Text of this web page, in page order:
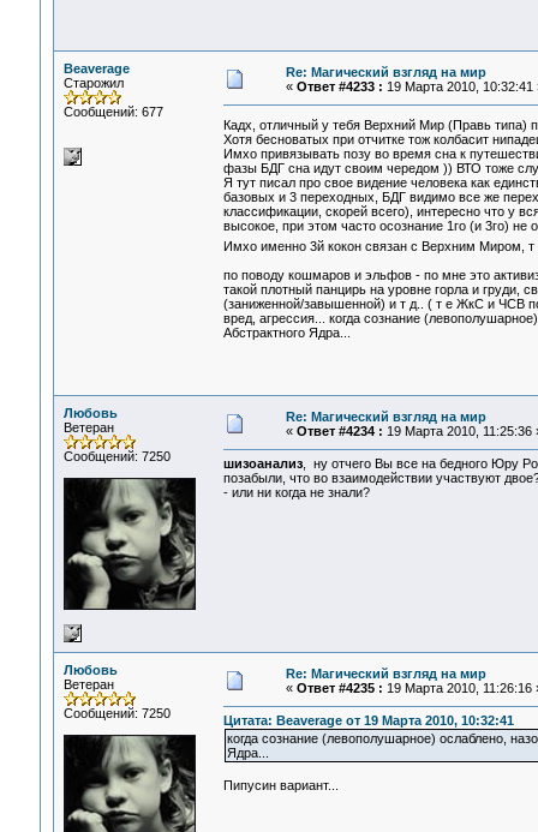
Beaverage
Старожил
Сообщений: 677
Re: Магический взгляд на мир
« Ответ #4233 : 19 Марта 2010, 10:32:41
Кадх, отличный у тебя Верхний Мир (Правь
Хотя бесноватых при отчитке тож колбасит
Имхо привязывать позу во время сна к
фазы БДГ сна идут своим чередом )) ВТО тоже
Я тут писал про свое видение человека как
базовых и 3 переходных, БДГ видимо все же
классификации, скорей всего), интересно что у
высокое, при этом часто осознание 1го (и 3го) не
Имхо именно 3й кокон связан с Верхним Миром, т
по поводу кошмаров и эльфов - по мне это
такой плотный панцирь на уровне горла и груди,
(заниженной/завышенной) и т д.. ( т е ЖкС и ЧСВ
вред, агрессия... когда сознание
Абстрактного Ядра...
Любовь
Ветеран
Сообщений: 7250
Re: Магический взгляд на мир
« Ответ #4234 : 19 Марта 2010, 11:25:36
шизоанализ, ну отчего Вы все на бедного Юру
позабыли, что во взаимодействии участвуют
- или ни когда не знали?
Любовь
Ветеран
Сообщений: 7250
Re: Магический взгляд на мир
« Ответ #4235 : 19 Марта 2010, 11:26:16
Цитата: Beaverage от 19 Марта 2010, 10:32:41
когда сознание (левополушарное) ослаблено,
Ядра...
Пипусин вариант...